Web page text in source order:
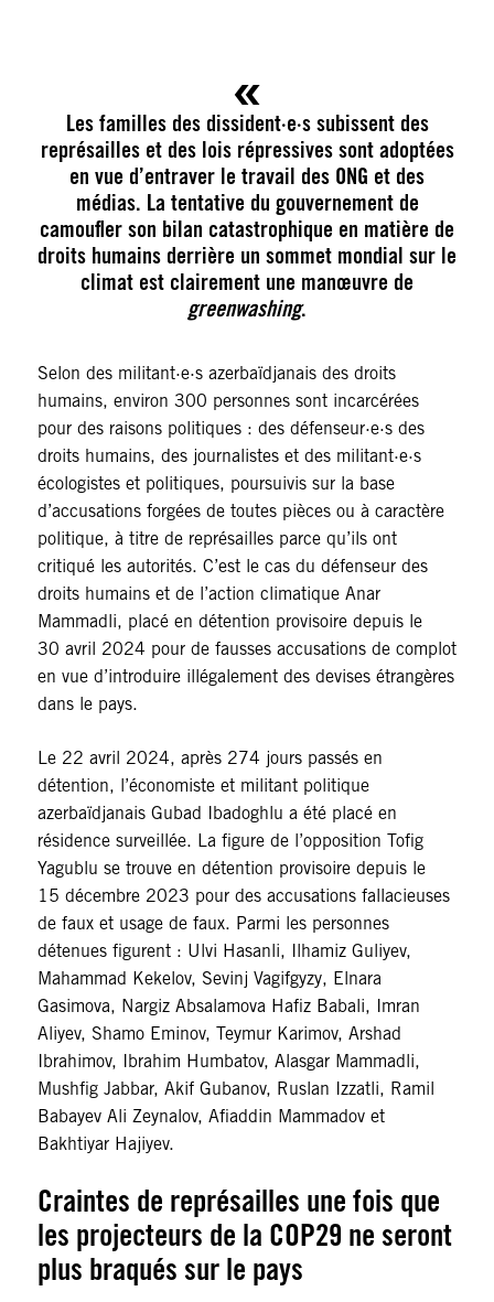
Les familles des dissident·e·s subissent des
représailles et des lois répressives sont adoptées
en vue d’entraver le travail des ONG et des
médias. La tentative du gouvernement de
camoufler son bilan catastrophique en matière de
droits humains derrière un sommet mondial sur le
climat est clairement une manœuvre de
greenwashing.
Selon des militant·e·s azerbaïdjanais des droits
humains, environ 300 personnes sont incarcérées
pour des raisons politiques : des défenseur·e·s des
droits humains, des journalistes et des militant·e·s
écologistes et politiques, poursuivis sur la base
d’accusations forgées de toutes pièces ou à caractère
politique, à titre de représailles parce qu’ils ont
critiqué les autorités. C’est le cas du défenseur des
droits humains et de l’action climatique Anar
Mammadli, placé en détention provisoire depuis le
30 avril 2024 pour de fausses accusations de complot
en vue d’introduire illégalement des devises étrangères
dans le pays.
Le 22 avril 2024, après 274 jours passés en
détention, l’économiste et militant politique
azerbaïdjanais Gubad Ibadoghlu a été placé en
résidence surveillée. La figure de l’opposition Tofig
Yagublu se trouve en détention provisoire depuis le
15 décembre 2023 pour des accusations fallacieuses
de faux et usage de faux. Parmi les personnes
détenues figurent : Ulvi Hasanli, Ilhamiz Guliyev,
Mahammad Kekelov, Sevinj Vagifgyzy, Elnara
Gasimova, Nargiz Absalamova Hafiz Babali, Imran
Aliyev, Shamo Eminov, Teymur Karimov, Arshad
Ibrahimov, Ibrahim Humbatov, Alasgar Mammadli,
Mushfig Jabbar, Akif Gubanov, Ruslan Izzatli, Ramil
Babayev Ali Zeynalov, Afiaddin Mammadov et
Bakhtiyar Hajiyev.
Craintes de représailles une fois que
les projecteurs de la COP29 ne seront
plus braqués sur le pays